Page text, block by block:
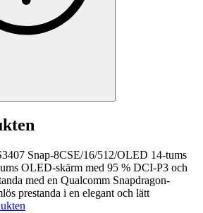
Snap-8CSE/16/512/OLED 14-tums
OLED-skärm med 95 % DCI-P3 och
med en Qualcomm Snapdragon-
prestanda i en elegant och lätt